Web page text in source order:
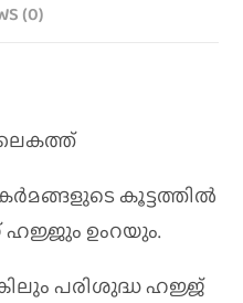
(0)
കൂട്ടത്തിൽ
ഹജ്ജും ഉംറയും.
പരിശുദ്ധ ഹജ്ജ്